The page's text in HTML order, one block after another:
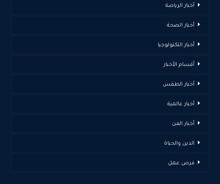
أخبار الرياضة
أخبار الصحة
أخبار التكنولوجيا
أقسام الأخبار
أخبار الطقس
أخبار عالمية
أخبار الفن
الدين والحياة
فرص عمل